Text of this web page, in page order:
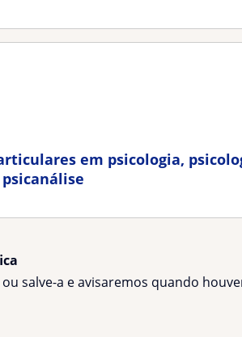
em psicologia,
salve-a e avisaremos quando